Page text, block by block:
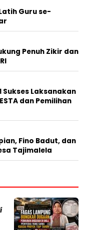
Latih Guru se-
Penuh Zikir dan
Sukses Laksanakan
dan Pemilihan
Fino Badut, dan
Tajimalela